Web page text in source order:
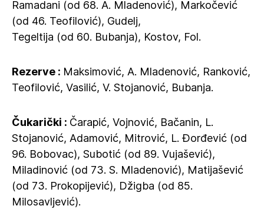
Ramadani (od 68. A. Mladenović), Markočević
(od 46. Teofilović), Gudelj,
Tegeltija (od 60. Bubanja), Kostov, Fol.
Rezerve : Maksimović, A. Mladenović, Ranković,
Teofilović, Vasilić, V. Stojanović, Bubanja.
Čukarički : Čarapić, Vojnović, Bačanin, L.
Stojanović, Adamović, Mitrović, L. Đorđević (od
96. Bobovac), Subotić (od 89. Vujašević),
Miladinović (od 73. S. Mladenović), Matijašević
(od 73. Prokopijević), Džigba (od 85.
Milosavljević).